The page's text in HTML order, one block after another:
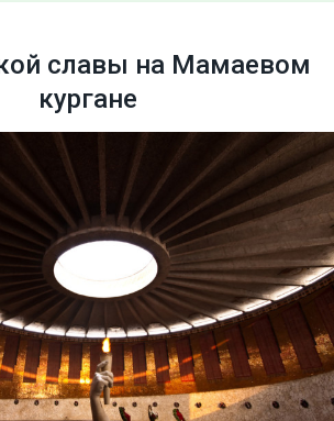
славы на Мамаевом
кургане